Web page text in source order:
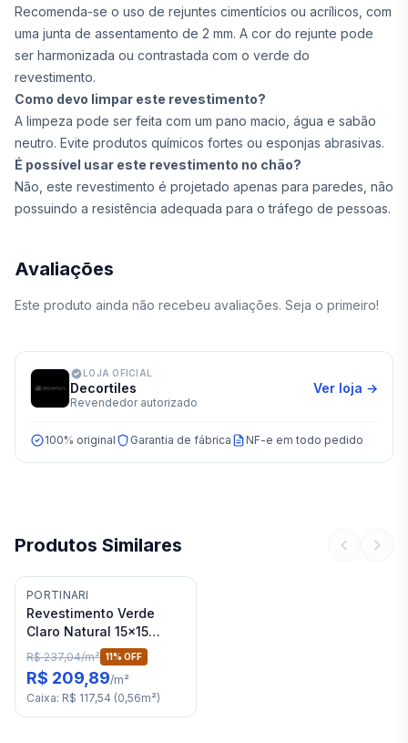
Recomenda-se o uso de rejuntes cimentícios ou acrílicos, com
uma junta de assentamento de 2 mm. A cor do rejunte pode
ser harmonizada ou contrastada com o verde do
revestimento.
Como devo limpar este revestimento?
A limpeza pode ser feita com um pano macio, água e sabão
neutro. Evite produtos químicos fortes ou esponjas abrasivas.
É possível usar este revestimento no chão?
Não, este revestimento é projetado apenas para paredes, não
possuindo a resistência adequada para o tráfego de pessoas.
Avaliações
Este produto ainda não recebeu avaliações. Seja o primeiro!
LOJA OFICIAL
Decortiles
Revendedor autorizado
Ver loja →
100% original Garantia de fábrica NF-e em todo pedido
Produtos Similares
PORTINARI
Revestimento Verde
Claro Natural 15x15
Portinari Mood Bold "A"
R$ 237,04/m² 11% OFF
R$ 209,89/m²
Caixa: R$ 117,54 (0,56m²)